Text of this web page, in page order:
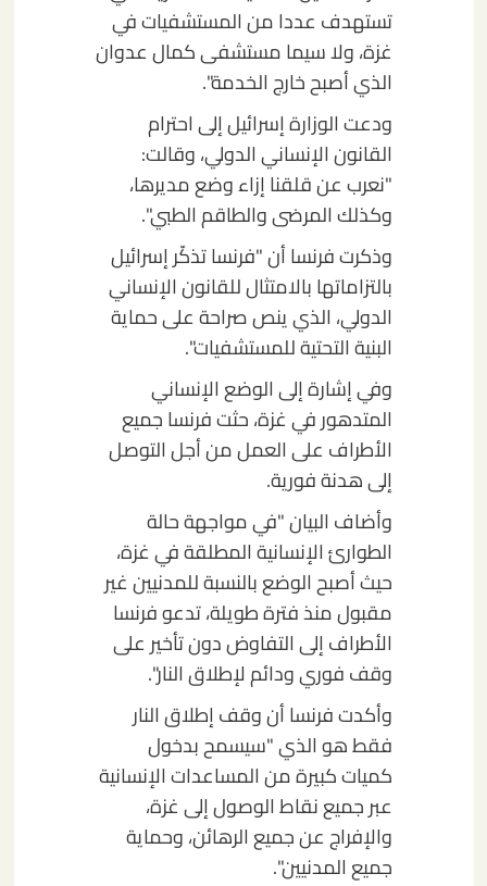
تستهدف عددا من المستشفيات في
غزة، ولا سيما مستشفى كمال عدوان
الذي أصبح خارج الخدمة".
ودعت الوزارة إسرائيل إلى احترام
القانون الإنساني الدولي، وقالت:
"نعرب عن قلقنا إزاء وضع مديرها،
وكذلك المرضى والطاقم الطبي".
وذكرت فرنسا أن "فرنسا تذكّر إسرائيل
بالتزاماتها بالامتثال للقانون الإنساني
الدولي، الذي ينص صراحة على حماية
البنية التحتية للمستشفيات".
وفي إشارة إلى الوضع الإنساني
المتدهور في غزة، حثت فرنسا جميع
الأطراف على العمل من أجل التوصل
إلى هدنة فورية.
وأضاف البيان "في مواجهة حالة
الطوارئ الإنسانية المطلقة في غزة،
حيث أصبح الوضع بالنسبة للمدنيين غير
مقبول منذ فترة طويلة، تدعو فرنسا
الأطراف إلى التفاوض دون تأخير على
وقف فوري ودائم لإطلاق النار".
وأكدت فرنسا أن وقف إطلاق النار
فقط هو الذي "سيسمح بدخول
كميات كبيرة من المساعدات الإنسانية
عبر جميع نقاط الوصول إلى غزة،
والإفراج عن جميع الرهائن، وحماية
جميع المدنيين".